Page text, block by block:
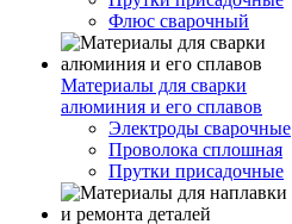
Флюс сварочный
Материалы для сварки
алюминия и его сплавов
Электроды сварочные
Проволока сплошная
Прутки присадочные